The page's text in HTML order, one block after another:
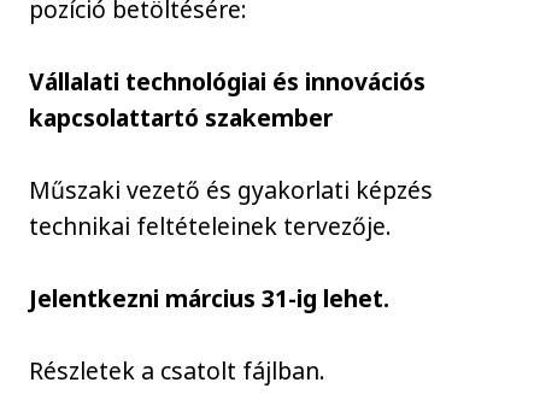
pozíció betöltésére:
Vállalati technológiai és innovációs
kapcsolattartó szakember
Műszaki vezető és gyakorlati képzés
technikai feltételeinek tervezője.
Jelentkezni március 31-ig lehet.
Részletek a csatolt fájlban.